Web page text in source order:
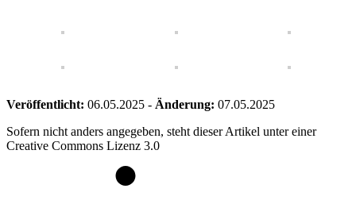
Veröffentlicht: 06.05.2025 - Änderung: 07.05.2025
Sofern nicht anders angegeben, steht dieser Artikel unter einer
Creative Commons Lizenz 3.0